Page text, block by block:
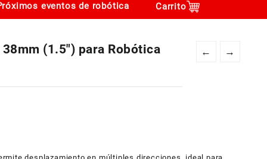
eventos de robótica Carrito
← →
(1.5″) para Robótica